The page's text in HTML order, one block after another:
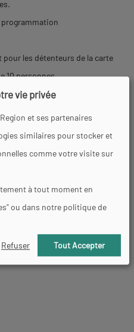
programmation
les détenteurs de la carte
10 personnes
vie privée
et ses partenaires
similaires pour stocker et
comme votre visite sur
à tout moment en
ou dans notre politique de
Refuser Tout Accepter